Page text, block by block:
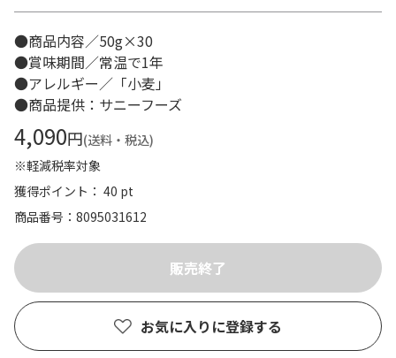
●商品内容／50g×30
●賞味期間／常温で1年
●アレルギー／「小麦」
●商品提供：サニーフーズ
4,090円(送料・税込)
※軽減税率対象
獲得ポイント： 40 pt
商品番号
8095031612
お気に入りに登録する